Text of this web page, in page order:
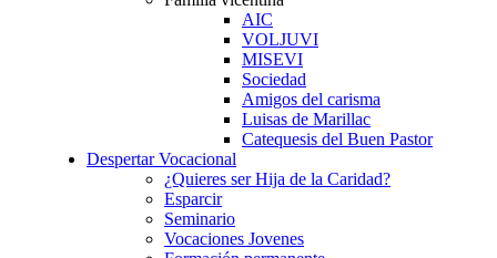
AIC
VOLJUVI
MISEVI
Sociedad
Amigos del carisma
Luisas de Marillac
Catequesis del Buen Pastor
Despertar Vocacional
¿Quieres ser Hija de la Caridad?
Esparcir
Seminario
Vocaciones Jovenes